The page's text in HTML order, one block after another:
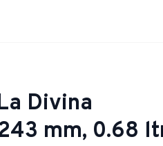
Divina
mm, 0.68